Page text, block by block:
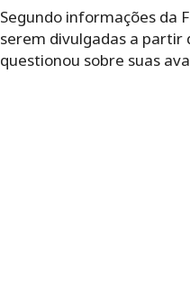
Segundo informações da
serem divulgadas a partir
questionou sobre suas